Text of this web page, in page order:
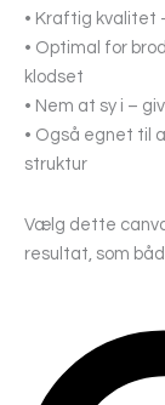
• Kraftig kvalitet
• Optimal for
klodset
• Nem at sy i –
• Også egnet til
struktur
Vælg dette
resultat, som